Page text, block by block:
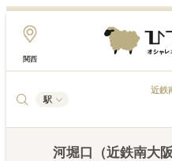
関西
駅
近鉄
河堀口（近鉄南大阪